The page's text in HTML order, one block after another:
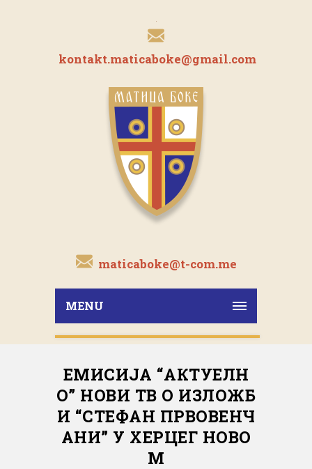
kontakt.maticaboke@gmail.com
maticaboke@t-com.me
MENU
ЕМИСИЈА “АКТУЕЛН
О” НОВИ ТВ О ИЗЛОЖБ
И “СТЕФАН ПРВОВЕНЧ
АНИ” У ХЕРЦЕГ НОВО
М